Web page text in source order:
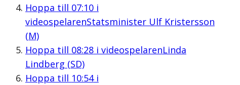
Hoppa till 07:10i
videospelarenStatsminister Ulf Kristersson
(M)
Hoppa till 08:28i videospelarenLinda
Lindberg (SD)
Hoppa till 10:54i